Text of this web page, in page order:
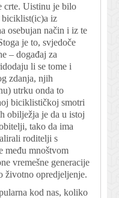
crte. Uistinu je bilo
iz
osebujan način i iz te
je to, svjedoče
– događaj za
li se tome i
zdanja, njih
utrku onda to
biciklističkoj smotri
obilježja je da u istoj
tako da ima
roditelji s
među mnoštvom
vremešne generacije
životno opredjeljenje.
kod nas, koliko